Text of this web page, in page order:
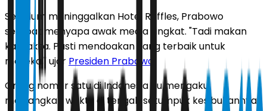
Sebelum meninggalkan Hotel Raffles, Prabowo
sempat menyapa awak media singkat. "Tadi makan
kari laksa. Pasti mendoakan yang terbaik untuk
mereka," ujar Presiden Prabowo
Orang nomor satu di Indonesia itu mengaku
meluangkan waktu di tengah setumpuk kesibukannya